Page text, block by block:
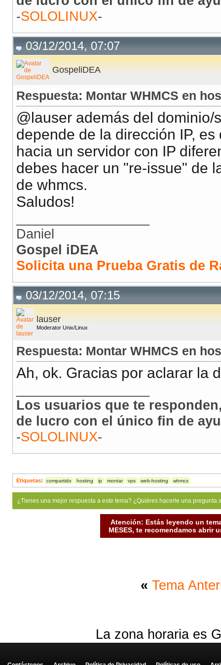
-SOLOLINUX-
03/12/2014, 07:07
GospeliDEA
Respuesta: Montar WHMCS en
@lauser además del
depende de la dirección IP,
hacia un servidor con IP
debes hacer un "re-issue" de
de whmcs.
Saludos!
Daniel
Gospel iDEA
Solicita una Prueba Gratis de
03/12/2014, 07:15
lauser
Moderator Unix/Linux
Respuesta: Montar WHMCS en
Ah, ok. Gracias por aclarar la
Los usuarios que te
de lucro con el único fin de
-SOLOLINUX-
Etiquetas: compartido hosting ip montar vps web-hosting whmcs
¿Tienes una mejor respuesta a este tema? ¿Quiéres hacerle una
Atención: Estás leyendo un
MESES, te recomendamos abrir
« Tema
La zona horaria es